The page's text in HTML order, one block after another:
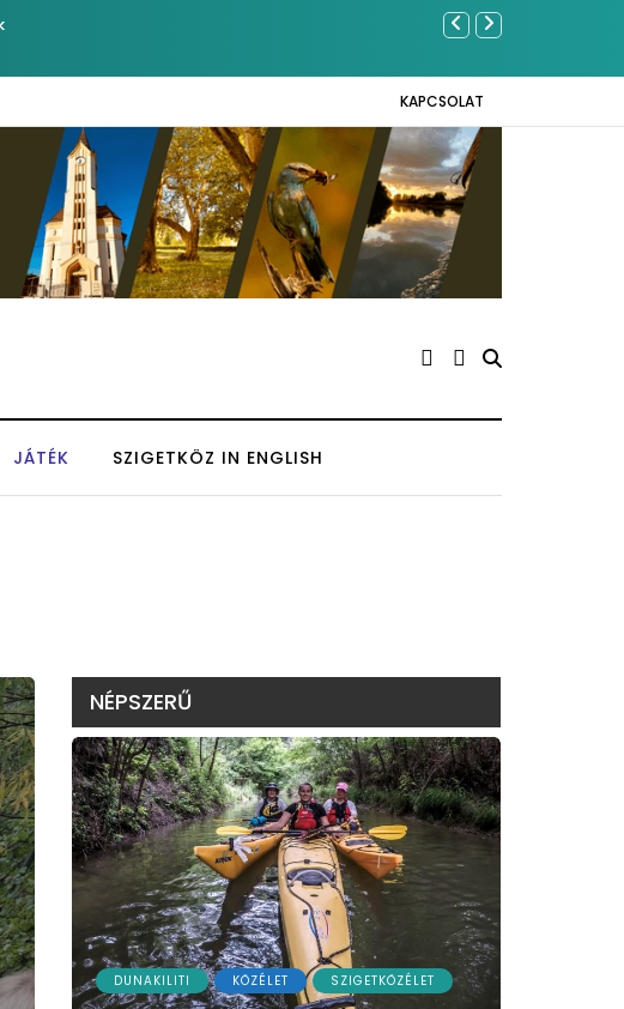
KAPCSOLAT
JÁTÉK SZIGETKÖZ IN ENGLISH
NÉPSZERŰ
DUNAKILITI KÖZÉLET SZIGETKÖZÉLET